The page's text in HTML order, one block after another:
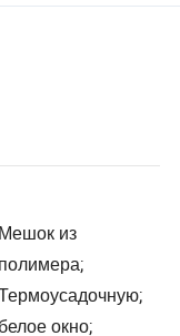
Мешок из
полимера;
Термоусадочную;